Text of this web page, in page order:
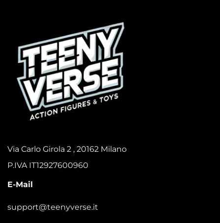
Via Carlo Girola 2 , 20162 Milano
P.IVA IT12927600960
E-Mail
support@teenyverse.it